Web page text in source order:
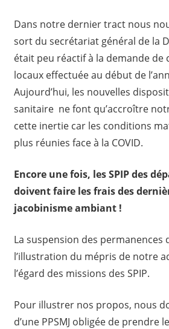
Dans notre dernier tract nous
sort du secrétariat général de la
était peu réactif à la demande de
locaux effectuée au début de
Aujourd’hui, les nouvelles
sanitaire ne font qu’accroître
cette inertie car les conditions
plus réunies face à la COVID.
Encore une fois, les SPIP des
doivent faire les frais des
jacobinisme ambiant !
La suspension des permanences
l’illustration du mépris de notre
l’égard des missions des SPIP.
Pour illustrer nos propos, nous
d’une PPSMJ obligée de prendre